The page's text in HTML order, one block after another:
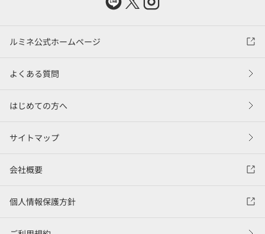
ルミネ公式ホームページ
よくある質問
はじめての方へ
サイトマップ
会社概要
個人情報保護方針